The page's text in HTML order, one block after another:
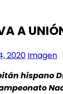
A
2020 Imagen
hispano